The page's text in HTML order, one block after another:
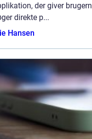
der giver
direkte p...
Hansen